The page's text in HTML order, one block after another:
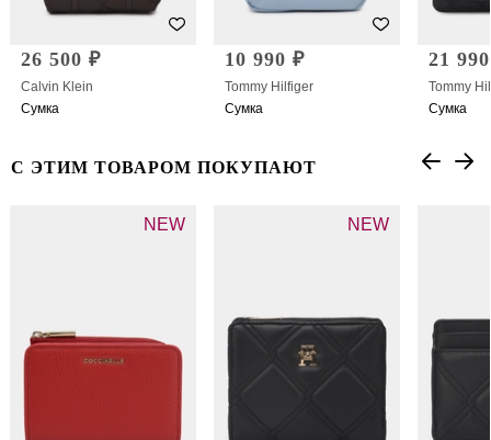
26 500 ₽
Calvin Klein
Сумка
10 990 ₽
Tommy Hilfiger
Сумка
21
Tommy
Сумка
С ЭТИМ ТОВАРОМ ПОКУПАЮТ
NEW NEW